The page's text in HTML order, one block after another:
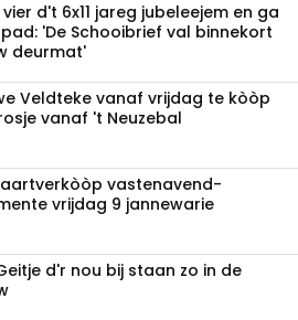
vier d't 6x11 jareg jubeleejem en ga
'De Schooibrief val binnekort
deurmat'
Veldteke vanaf vrijdag te kòòp
vanaf 't Neuzebal
vastenavend­
vrijdag 9 jannewarie
d'r nou bij staan zo in de